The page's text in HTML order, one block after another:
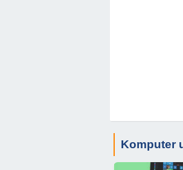
#farmat
#Windows11
Komputer